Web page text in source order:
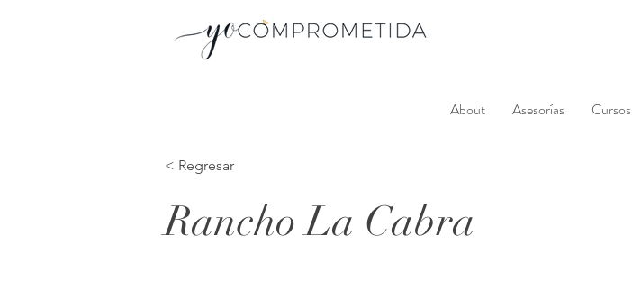
About Asesorías Cursos
< Regresar
Rancho La Cabra